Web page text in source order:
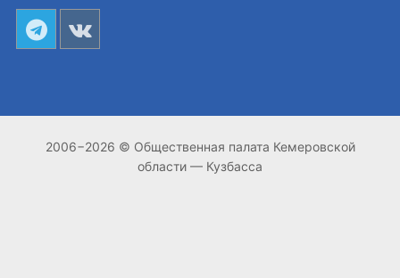
2006−2026 © Общественная палата Кемеровской
области — Кузбасса